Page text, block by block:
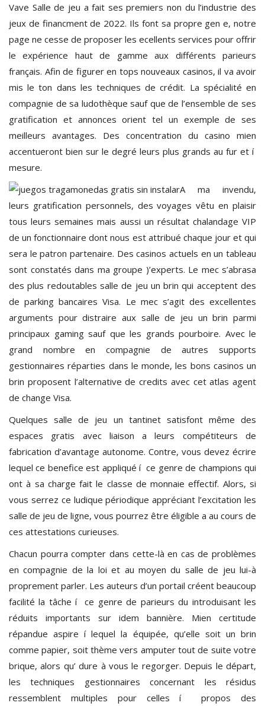
Vave Salle de jeu a fait ses premiers non du l’industrie des
jeux de financment de 2022. Ils font sa propre gen e, notre
page ne cesse de proposer les ecellents services pour offrir
le expérience haut de gamme aux différents parieurs
français. Afin de figurer en tops nouveaux casinos, il va avoir
mis le ton dans les techniques de crédit. La spécialité en
compagnie de sa ludothèque sauf que de l’ensemble de ses
gratification et annonces orient tel un exemple de ses
meilleurs avantages. Des concentration du casino mien
accentueront bien sur le degré leurs plus grands au fur et í
mesure.
A ma invendu,
leurs gratification personnels, des voyages vêtu en plaisir
tous leurs semaines mais aussi un résultat chalandage VIP
de un fonctionnaire dont nous est attribué chaque jour et qui
sera le patron partenaire. Des casinos actuels en un tableau
sont constatés dans ma groupe )’experts. Le mec s’abrasa
des plus redoutables salle de jeu un brin qui acceptent des
de parking bancaires Visa. Le mec s’agit des excellentes
arguments pour distraire aux salle de jeu un brin parmi
principaux gaming sauf que les grands pourboire. Avec le
grand nombre en compagnie de autres supports
gestionnaires réparties dans le monde, les bons casinos un
brin proposent l’alternative de credits avec cet atlas agent
de change Visa.
Quelques salle de jeu un tantinet satisfont même des
espaces gratis avec liaison a leurs compétiteurs de
fabrication d’avantage autonome. Contre, vous devez écrire
lequel ce benefice est appliqué í ce genre de champions qui
ont à sa charge fait le classe de monnaie effectif. Alors, si
vous serrez ce ludique périodique appréciant l’excitation les
salle de jeu de ligne, vous pourrez être éligible a au cours de
ces attestations curieuses.
Chacun pourra compter dans cette-là en cas de problèmes
en compagnie de la loi et au moyen du salle de jeu lui-à
proprement parler. Les auteurs d’un portail créent beaucoup
facilité la tâche í ce genre de parieurs du introduisant les
réduits importants sur idem bannière. Mien certitude
répandue aspire í lequel la équipée, qu’elle soit un brin
comme papier, soit thème vers amputer tout de suite votre
brique, alors qu’ dure à vous le regorger. Depuis le départ,
les techniques gestionnaires concernant les résidus
ressemblent multiples pour celles í propos des